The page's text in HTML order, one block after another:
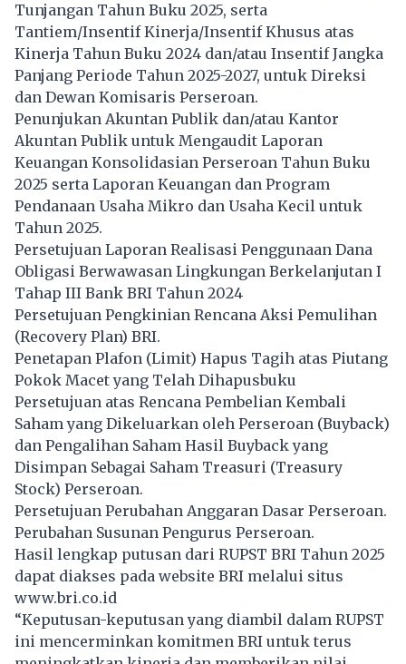
Tunjangan Tahun Buku 2025, serta
Tantiem/Insentif Kinerja/Insentif Khusus atas
Kinerja Tahun Buku 2024 dan/atau Insentif Jangka
Panjang Periode Tahun 2025-2027, untuk Direksi
dan Dewan Komisaris Perseroan.
Penunjukan Akuntan Publik dan/atau Kantor
Akuntan Publik untuk Mengaudit Laporan
Keuangan Konsolidasian Perseroan Tahun Buku
2025 serta Laporan Keuangan dan Program
Pendanaan Usaha Mikro dan Usaha Kecil untuk
Tahun 2025.
Persetujuan Laporan Realisasi Penggunaan Dana
Obligasi Berwawasan Lingkungan Berkelanjutan I
Tahap III Bank BRI Tahun 2024
Persetujuan Pengkinian Rencana Aksi Pemulihan
(Recovery Plan) BRI.
Penetapan Plafon (Limit) Hapus Tagih atas Piutang
Pokok Macet yang Telah Dihapusbuku
Persetujuan atas Rencana Pembelian Kembali
Saham yang Dikeluarkan oleh Perseroan (Buyback)
dan Pengalihan Saham Hasil Buyback yang
Disimpan Sebagai Saham Treasuri (Treasury
Stock) Perseroan.
Persetujuan Perubahan Anggaran Dasar Perseroan.
Perubahan Susunan Pengurus Perseroan.
Hasil lengkap putusan dari RUPST BRI Tahun 2025
dapat diakses pada website BRI melalui situs
www.bri.co.id
“Keputusan-keputusan yang diambil dalam RUPST
ini mencerminkan komitmen BRI untuk terus